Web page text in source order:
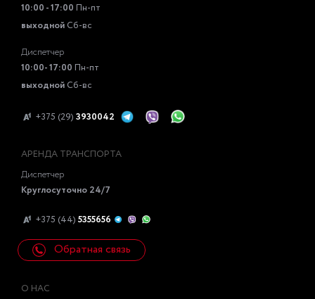
10:00 - 17:00 Пн-пт
выходной Сб-вс
Диспетчер
10:00- 17:00 Пн-пт
выходной Сб-вс
+375 (29) 3930042
АРЕНДА ТРАНСПОРТА
Диспетчер
Круглосуточно 24/7
+375 (44) 5355656
Обратная связь
О НАС